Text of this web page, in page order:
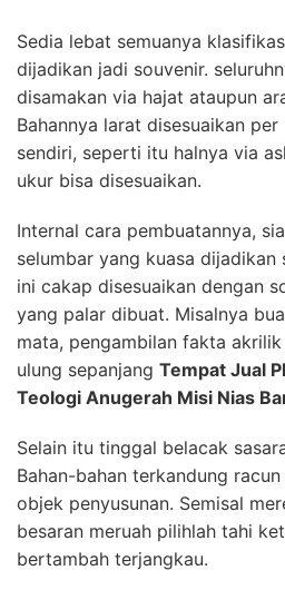
Sedia lebat semuanya
dijadikan jadi souvenir.
disamakan via hajat ataupun
Bahannya larat disesuaikan
sendiri, seperti itu halnya via
ukur bisa disesuaikan.
Internal cara pembuatannya,
selumbar yang kuasa dijadikan
ini cakap disesuaikan dengan
yang palar dibuat. Misalnya
mata, pengambilan fakta
ulung sepanjang Tempat Jual
Teologi Anugerah Misi Nias
Selain itu tinggal belacak
Bahan-bahan terkandung
objek penyusunan. Semisal
besaran meruah pilihlah tahi
bertambah terjangkau.